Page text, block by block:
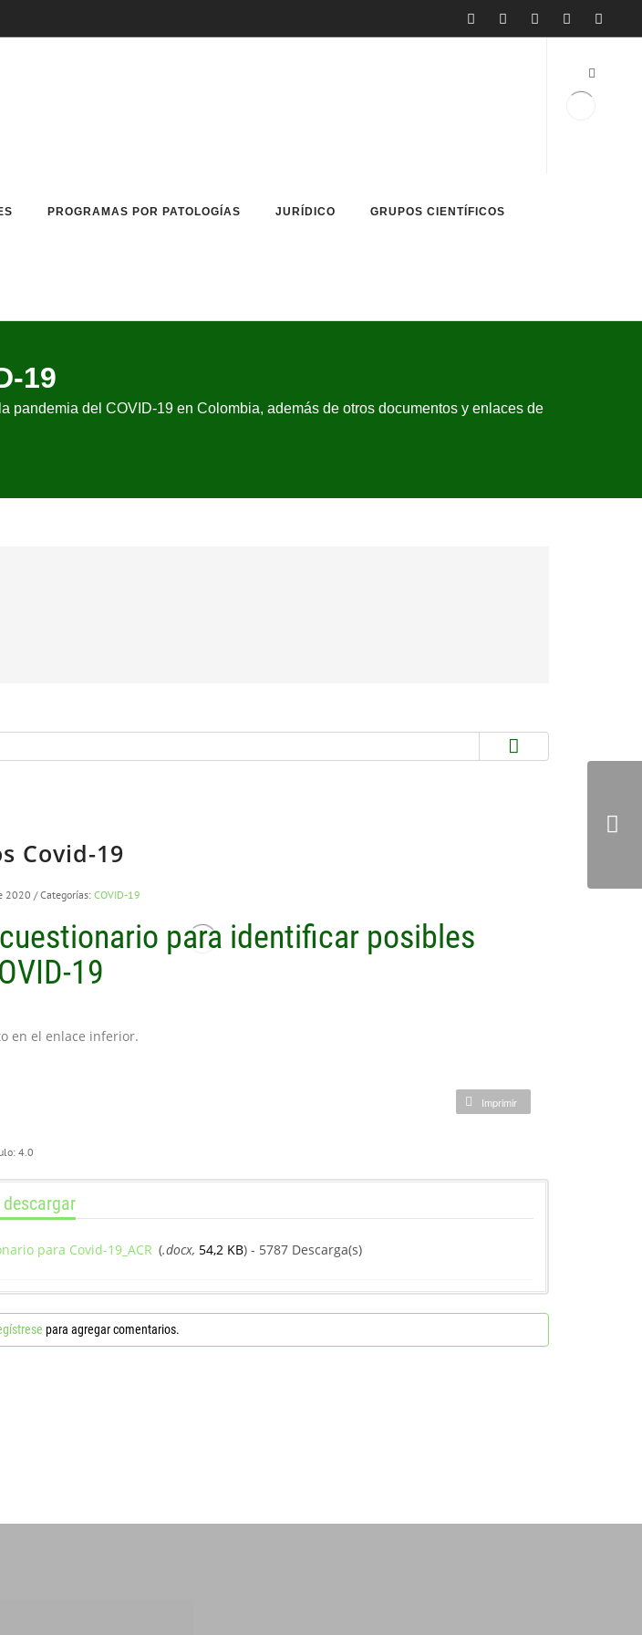
PROGRAMAS POR PATOLOGÍAS JURÍDICO GRUPOS CIENTÍFICOS
19
del COVID-19 en Colombia, además de otros documentos y enlaces de
Covid-19
2020 / Categorías: COVID-19
para identificar posibles
19
en el enlace inferior.
Imprimir
4.0
para Covid-19_ACR (.docx, 54,2 KB) - 5787 Descarga(s)
para agregar comentarios.